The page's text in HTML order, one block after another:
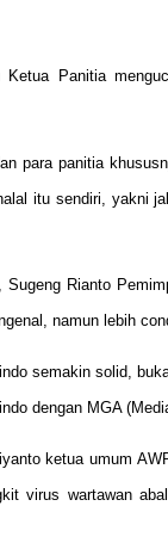
Panitia
para panitia
itu sendiri, yakni
Rianto
namun lebih
semakin solid,
dengan MGA
ketua umum
virus wartawan